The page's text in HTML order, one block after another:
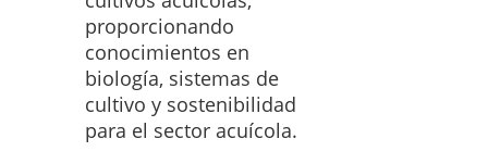
proporcionando
conocimientos en
biología, sistemas de
cultivo y sostenibilidad
para el sector acuícola.